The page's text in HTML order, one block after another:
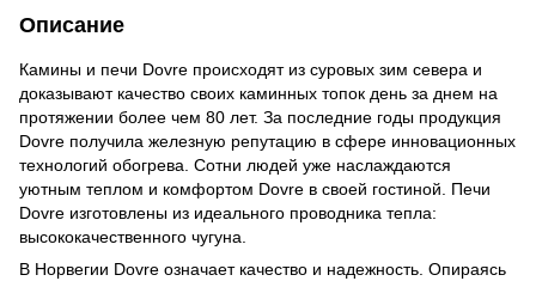
Описание
Камины и печи Dovre происходят из суровых зим севера и
доказывают качество своих каминных топок день за днем на
протяжении более чем 80 лет. За последние годы продукция
Dovre получила железную репутацию в сфере инновационных
технологий обогрева. Сотни людей уже наслаждаются
уютным теплом и комфортом Dovre в своей гостиной. Печи
Dovre изготовлены из идеального проводника тепла:
высококачественного чугуна.
В Норвегии Dovre означает качество и надежность. Опираясь